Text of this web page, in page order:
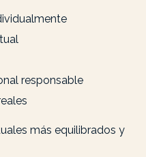
responsable
más equilibrados y